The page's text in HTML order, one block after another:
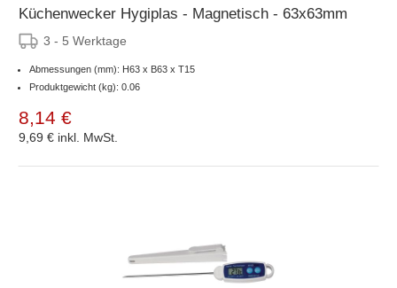
Küchenwecker Hygiplas - Magnetisch - 63x63mm
3 - 5 Werktage
Abmessungen (mm): H63 x B63 x T15
Produktgewicht (kg): 0.06
8,14 €
9,69 € inkl. MwSt.